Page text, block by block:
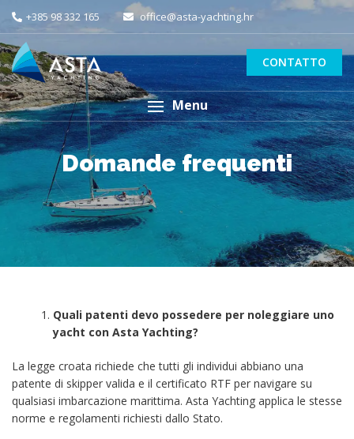
+385 98 332 165 office@asta-yachting.hr
CONTATTO
Menu
Domande frequenti
Quali patenti devo possedere per noleggiare uno
yacht con Asta Yachting?
La legge croata richiede che tutti gli individui abbiano una
patente di skipper valida e il certificato RTF per navigare su
qualsiasi imbarcazione marittima. Asta Yachting applica le stesse
norme e regolamenti richiesti dallo Stato.